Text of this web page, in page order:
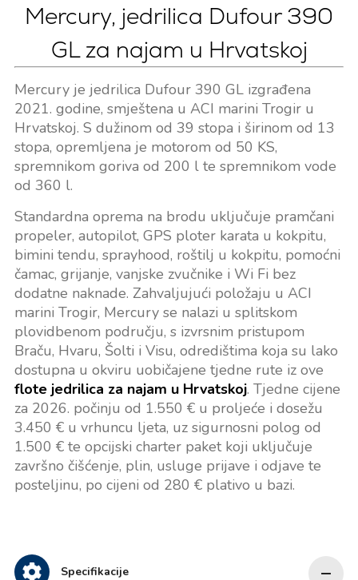
Mercury, jedrilica Dufour 390
GL za najam u Hrvatskoj
Mercury je jedrilica Dufour 390 GL izgrađena
2021. godine, smještena u ACI marini Trogir u
Hrvatskoj. S dužinom od 39 stopa i širinom od 13
stopa, opremljena je motorom od 50 KS,
spremnikom goriva od 200 l te spremnikom vode
od 360 l.
Standardna oprema na brodu uključuje pramčani
propeler, autopilot, GPS ploter karata u kokpitu,
bimini tendu, sprayhood, roštilj u kokpitu, pomoćni
čamac, grijanje, vanjske zvučnike i Wi Fi bez
dodatne naknade. Zahvaljujući položaju u ACI
marini Trogir, Mercury se nalazi u splitskom
plovidbenom području, s izvrsnim pristupom
Braču, Hvaru, Šolti i Visu, odredištima koja su lako
dostupna u okviru uobičajene tjedne rute iz ove
flote jedrilica za najam u Hrvatskoj. Tjedne cijene
za 2026. počinju od 1.550 € u proljeće i dosežu
3.450 € u vrhuncu ljeta, uz sigurnosni polog od
1.500 € te opcijski charter paket koji uključuje
završno čišćenje, plin, usluge prijave i odjave te
posteljinu, po cijeni od 280 € plativo u bazi.
Specifikacije